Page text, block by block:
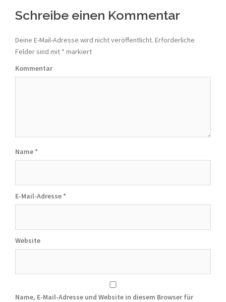
Navigation
Schreibe einen Kommentar
Deine E-Mail-Adresse wird nicht veröffentlicht. Erforderliche
Felder sind mit * markiert
Kommentar
Name *
E-Mail-Adresse *
Website
Name, E-Mail-Adresse und Website in diesem Browser für